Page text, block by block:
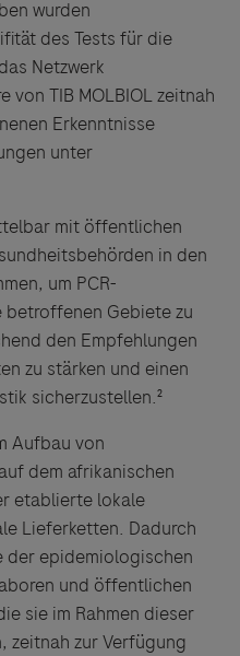
wurden
des Tests für die
Netzwerk
von TIB MOLBIOL zeitnah
Erkenntnisse
unter
mit öffentlichen
in den
um PCR-
betroffenen Gebiete zu
den Empfehlungen
zu stärken und einen
sicherzustellen.²
Aufbau von
dem afrikanischen
etablierte lokale
Lieferketten. Dadurch
der epidemiologischen
und öffentlichen
sie im Rahmen dieser
zur Verfügung